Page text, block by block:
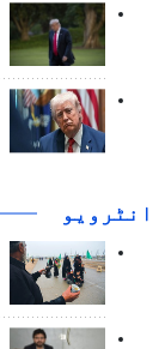
انٹرويو